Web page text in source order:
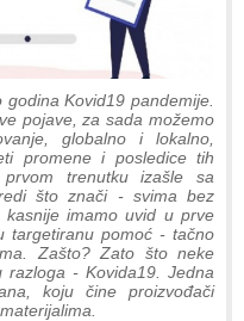
Kovid19 pandemije.
pojave, za sada možemo
globalno i lokalno,
promene i posledice tih
trenutku izašle sa
što znači - svima bez
kasnije imamo uvid u prve
targetiranu pomoć - tačno
Zašto? Zato što neke
- Kovida19. Jedna
koju čine proizvođači